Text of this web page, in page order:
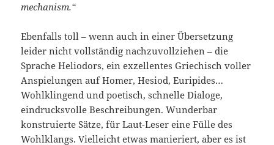
mechanism.“
Ebenfalls toll – wenn auch in einer Übersetzung
leider nicht vollständig nachzuvollziehen – die
Sprache Heliodors, ein exzellentes Griechisch voller
Anspielungen auf Homer, Hesiod, Euripides…
Wohlklingend und poetisch, schnelle Dialoge,
eindrucksvolle Beschreibungen. Wunderbar
konstruierte Sätze, für Laut-Leser eine Fülle des
Wohlklangs. Vielleicht etwas manieriert, aber es ist